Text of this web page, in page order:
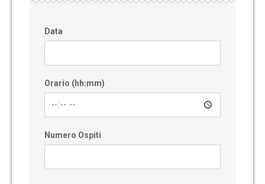
Data
Orario (hh:mm)
Numero Ospiti